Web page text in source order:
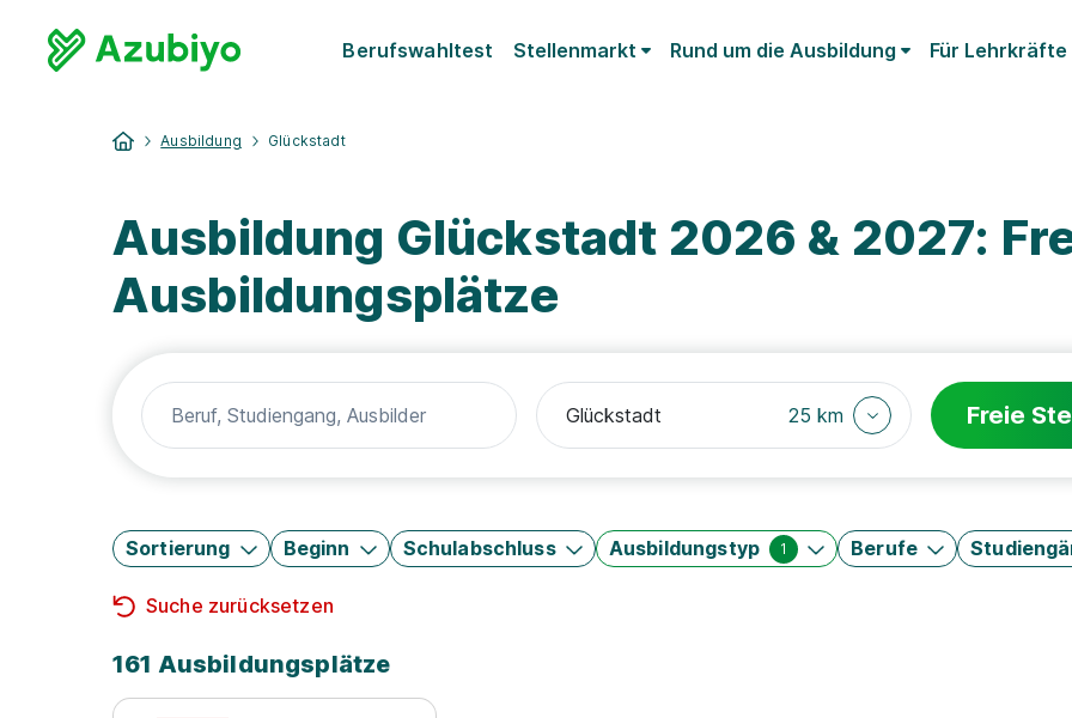
Berufswahltest Stellenmarkt Rund um die Ausbildung Für Lehrkräfte
Ausbildung Glückstadt
Ausbildung Glückstadt 2026 & 2027:
Ausbildungsplätze
25 km Freie
Sortierung Beginn Schulabschluss Ausbildungstyp 1 Berufe
Suche zurücksetzen
161 Ausbildungsplätze